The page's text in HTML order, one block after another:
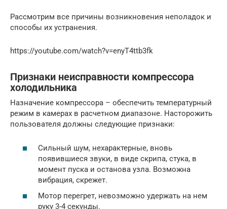
Рассмотрим все причины возникновения неполадок и
способы их устранения.
https://youtube.com/watch?v=enyT4ttb3fk
Признаки неисправности компрессора
холодильника
Назначение компрессора – обеспечить температурный
режим в камерах в расчетном диапазоне. Насторожить
пользователя должны следующие признаки:
Сильный шум, нехарактерные, вновь
появившиеся звуки, в виде скрипа, стука, в
момент пуска и останова узла. Возможна
вибрация, скрежет.
Мотор перегрет, невозможно удержать на нем
руку 3-4 секунды.